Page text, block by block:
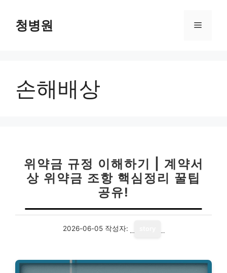
청병원 메
손해배상
위약금 규정 이해하기 | 계약서
상 위약금 조항 핵심정리 꿀팁
공유!
2026-06-05 작성자: